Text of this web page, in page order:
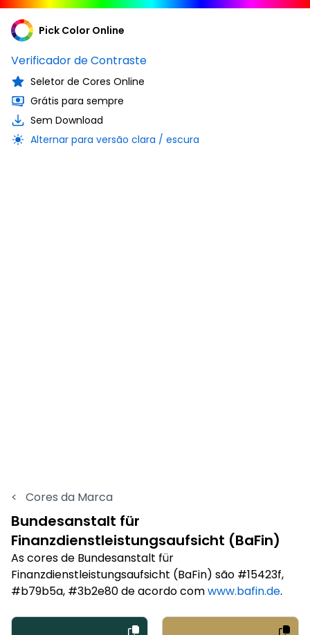
Pick Color Online
Verificador de Contraste
Seletor de Cores Online
Grátis para sempre
Sem Download
Alternar para versão clara / escura
< Cores da Marca
Bundesanstalt für
Finanzdienstleistungsaufsicht (BaFin)
As cores de Bundesanstalt für
Finanzdienstleistungsaufsicht (BaFin) são #15423f,
#b79b5a, #3b2e80 de acordo comwww.bafin.de.